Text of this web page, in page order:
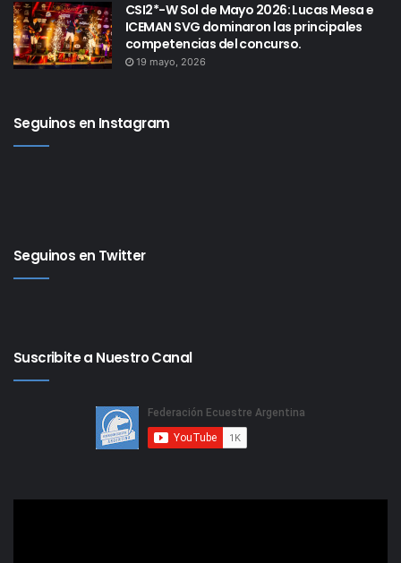
CSI2*-W Sol de Mayo 2026: Lucas Mesa e
ICEMAN SVG dominaron las principales
competencias del concurso.
19 mayo, 2026
Seguinos en Instagram
Seguinos en Twitter
Suscribite a Nuestro Canal